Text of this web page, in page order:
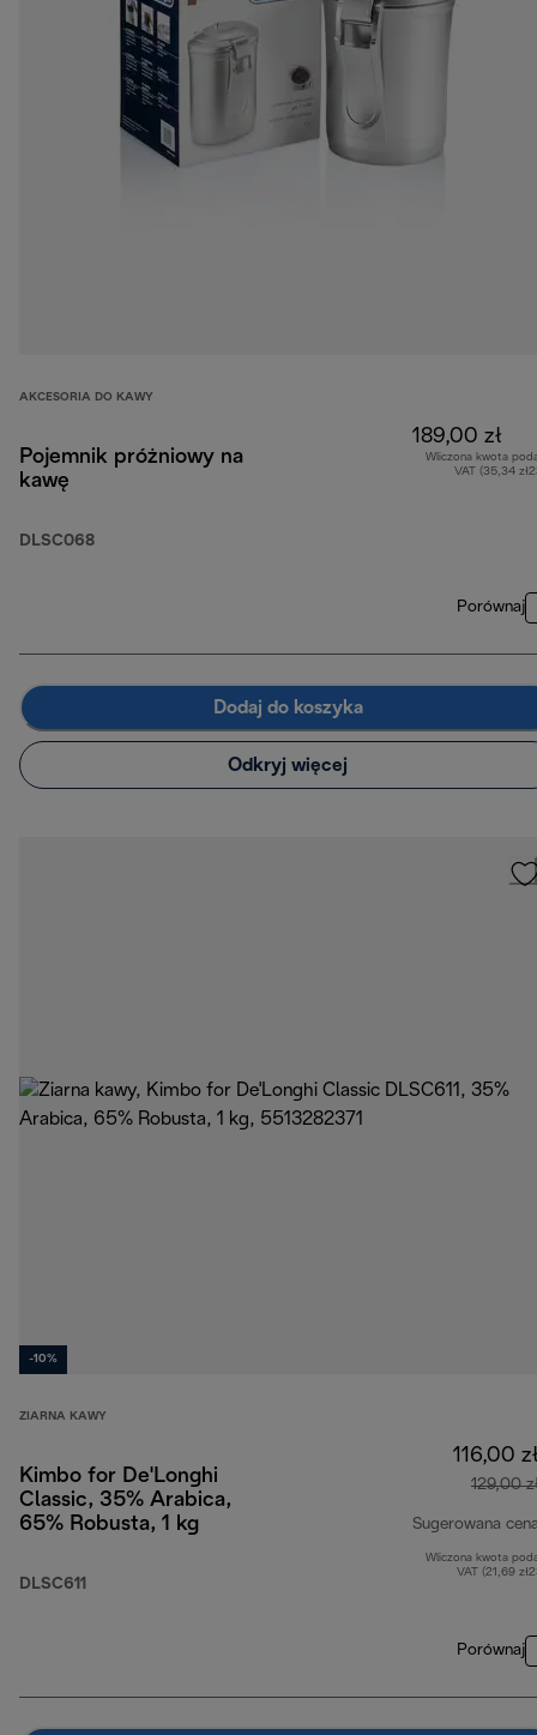
AKCESORIA DO KAWY
Pojemnik próżniowy na
kawę
DLSC068
189,00 zł
Wliczona kwota
VAT (35,34
Porównaj
Dodaj do koszyka
Odkryj więcej
-10%
ZIARNA KAWY
Kimbo for De'Longhi
Classic, 35% Arabica,
65% Robusta, 1 kg
DLSC611
116,00
129,00
Sugerowana
Wliczona kwota
VAT (21,69
Porównaj